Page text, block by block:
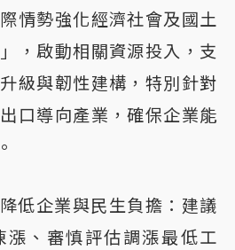
情勢強化經濟社會及國土
，啟動相關資源投入，支
級與韌性建構，特別針對
口導向產業，確保企業能
低企業與民生負擔：建議
漲、審慎評估調漲最低工